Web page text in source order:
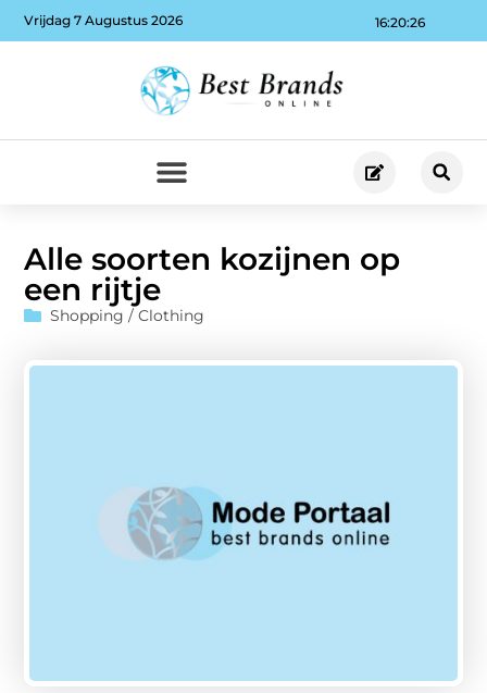
16:20:27
Vrijdag 7 Augustus 2026
Alle soorten kozijnen op
een rijtje
Shopping / Clothing